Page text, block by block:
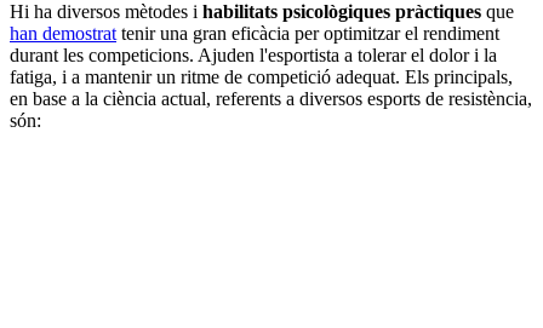
Hi ha diversos mètodes i habilitats psicològiques pràctiques que
han demostrat tenir una gran eficàcia per optimitzar el rendiment
durant les competicions. Ajuden l'esportista a tolerar el dolor i la
fatiga, i a mantenir un ritme de competició adequat. Els principals,
en base a la ciència actual, referents a diversos esports de resistència,
són: